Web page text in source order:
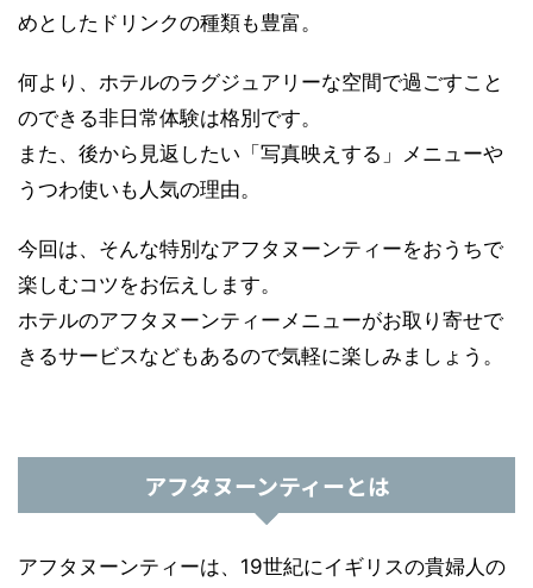
めとしたドリンクの種類も豊富。
何より、ホテルのラグジュアリーな空間で過ごすこと
のできる非日常体験は格別です。
また、後から見返したい「写真映えする」メニューや
うつわ使いも人気の理由。
今回は、そんな特別なアフタヌーンティーをおうちで
楽しむコツをお伝えします。
ホテルのアフタヌーンティーメニューがお取り寄せで
きるサービスなどもあるので気軽に楽しみましょう。
アフタヌーンティーとは
アフタヌーンティーは、19世紀にイギリスの貴婦人の